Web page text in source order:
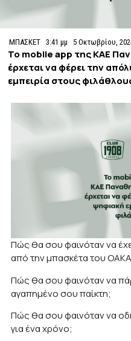
ΜΠΑΣΚΕΤ 3:41 μμ 5 Οκτωβρίου,
Το mobile app της ΚΑΕ
έρχεται να φέρει την
εμπειρία στους
Πώς θα σου φαινόταν να
από την μπασκέτα του
Πώς θα σου φαινόταν να
αγαπημένο σου παίκτη;
Πώς θα σου φαινόταν να
για ένα χρόνο;